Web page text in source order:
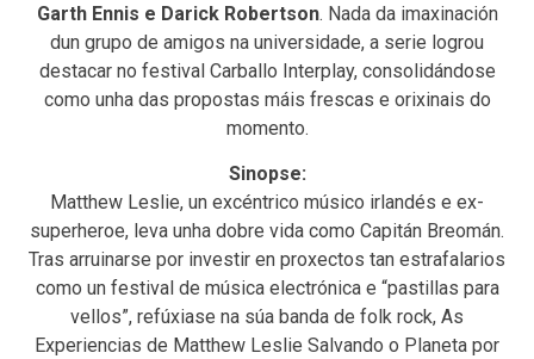
Garth Ennis e Darick Robertson. Nada da imaxinación
dun grupo de amigos na universidade, a serie logrou
destacar no festival Carballo Interplay, consolidándose
como unha das propostas máis frescas e orixinais do
momento.
Sinopse:
Matthew Leslie, un excéntrico músico irlandés e ex-
superheroe, leva unha dobre vida como Capitán Breomán.
Tras arruinarse por investir en proxectos tan estrafalarios
como un festival de música electrónica e “pastillas para
vellos”, refúxiase na súa banda de folk rock, As
Experiencias de Matthew Leslie Salvando o Planeta por